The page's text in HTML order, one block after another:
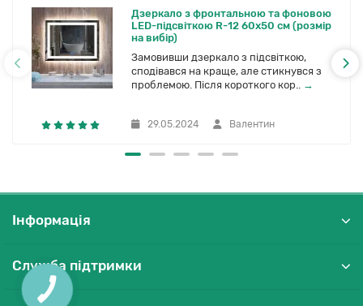
Гардеробна / спальня.
Передпокій.
Салони краси, барбершопи.
Спортзали / студії йоги.
Комерційні об’єкти.
Часті питання (FAQ):
Скільки коштує дзеркало з підсвіткою?
додаткових функцій. Надішліть розміри — порахуємо в той же
день.
Чи можна замовити дзеркало з
нестандартною формою?
Дзеркало з фронтальною та фоновою
LED-підсвіткою R-12 60x50 см (розмір
на вибір)
Замовивши дзеркало з підсвіткою,
сподівався на краще, але стикнувся з
проблемою. Після короткого кор.. →
29.05.2024 Валентин
Інформація
Служба підтримки